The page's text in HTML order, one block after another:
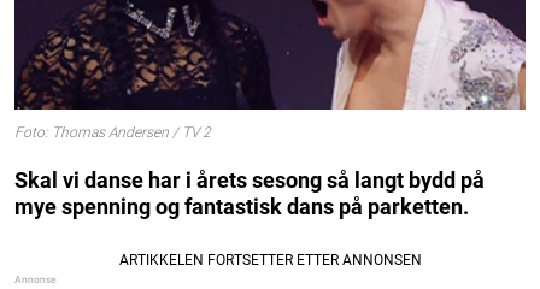
Foto: Thomas Andersen / TV 2
Skal vi danse har i årets sesong så langt bydd på
mye spenning og fantastisk dans på parketten.